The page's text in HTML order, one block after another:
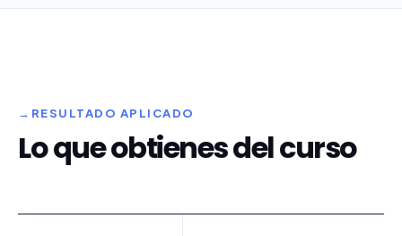
RESULTADO APLICADO
Lo que obtienes del curso